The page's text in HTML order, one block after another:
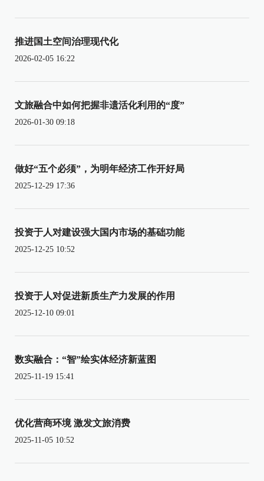
推进国土空间治理现代化
2026-02-05 16:22
文旅融合中如何把握非遗活化利用的“度”
2026-01-30 09:18
做好“五个必须”，为明年经济工作开好局
2025-12-29 17:36
投资于人对建设强大国内市场的基础功能
2025-12-25 10:52
投资于人对促进新质生产力发展的作用
2025-12-10 09:01
数实融合：“智”绘实体经济新蓝图
2025-11-19 15:41
优化营商环境 激发文旅消费
2025-11-05 10:52